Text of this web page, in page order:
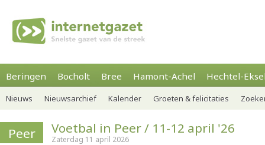
Beringen Bocholt Bree Hamont-Achel Hechtel-
Nieuws Nieuwsarchief Kalender Groeten & felicitaties
Peer Voetbal in Peer / 11-12 april '26
Zaterdag 11 april 2026